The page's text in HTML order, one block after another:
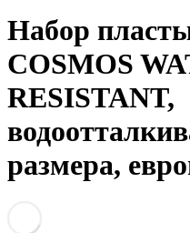
Набор
COSMOS
RESISTANT,
размера,